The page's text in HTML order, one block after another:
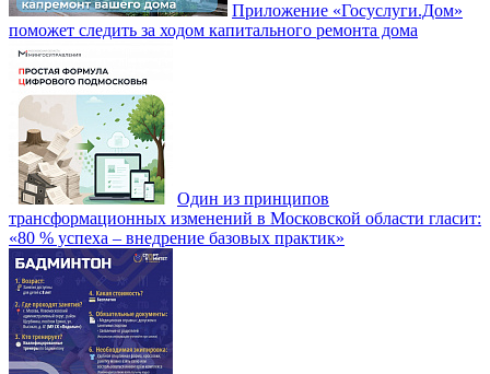
Приложение «Госуслуги.Дом»
поможет следить за ходом капитального ремонта дома
Один из принципов
трансформационных изменений в Московской области гласит:
«80 % успеха – внедрение базовых практик»